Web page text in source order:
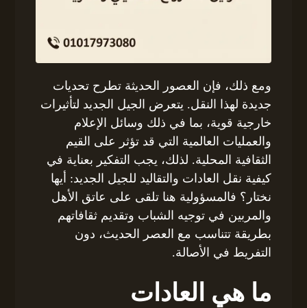
ومع ذلك، فإن العصور الحديثة تطرح تحديات
جديدة لهذا النقل. يتعرض الجيل الجديد لتأثيرات
خارجية قوية، بما في ذلك وسائل الإعلام
والعمليات العالمية التي قد تؤثر على القيم
الثقافية المحلية. لذلك، يجب التفكير بعناية في
كيفية نقل العادات والتقاليد للجيل الجديد: أيها
نختار؟ فالمسؤولية هنا تلقى على عاتق الأهل
والمربين في توجيه الشباب وتقديم ثقافاتهم
بطريقة تتناسب مع العصر الحديث، دون
التفريط في الأصالة.
ما هي العادات